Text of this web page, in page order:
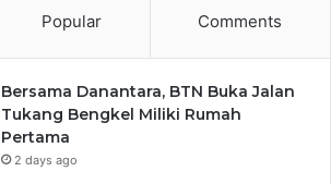
Popular Comments
Bersama Danantara, BTN Buka Jalan
Tukang Bengkel Miliki Rumah
Pertama
2 days ago